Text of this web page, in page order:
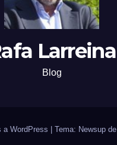
Larreina
Blog
a WordPress Tema: Newsup de